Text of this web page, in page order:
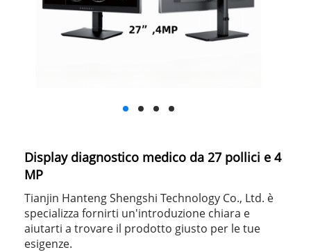
Display diagnostico medico da 27 pollici e 4
MP
Tianjin Hanteng Shengshi Technology Co., Ltd. è
specializza fornirti un'introduzione chiara e
aiutarti a trovare il prodotto giusto per le tue
esigenze.